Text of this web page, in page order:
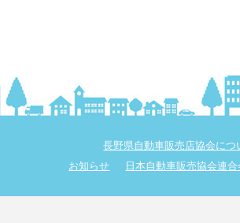
長野県自動車販売店協会につ
お知らせ
日本自動車販売協会連